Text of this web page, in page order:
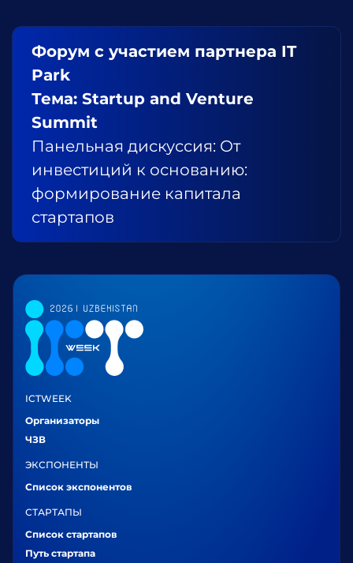
Форум с участием партнера IT
Park
Тема: Startup and Venture
Summit
Панельная дискуссия: От
инвестиций к основанию:
формирование капитала
стартапов
ICTWEEK
Организаторы
ЧЗВ
ЭКСПОНЕНТЫ
Список экспонентов
СТАРТАПЫ
Список стартапов
Путь стартапа